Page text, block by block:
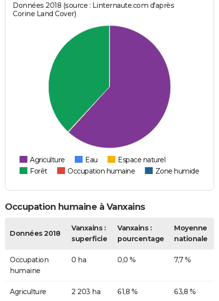
Données 2018 (source : Linternaute.com d'après
Corine Land Cover)
Agriculture Eau
Espace naturel
Forêt
Occupation humaine Zone humide
Occupation humaine à Vanxains
Données 2018
Vanxains :
superficie
Vanxains :
pourcentage
Moyenne
nationale
Occupation
humaine
0 ha 0,0 % 7,7 %
Agriculture 2 203 ha 61,8 % 63,8 %